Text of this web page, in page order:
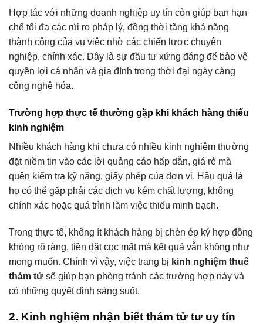
Hợp tác với những doanh nghiệp uy tín còn giúp bạn hạn
chế tối đa các rủi ro pháp lý, đồng thời tăng khả năng
thành công của vụ việc nhờ các chiến lược chuyên
nghiệp, chính xác. Đây là sự đầu tư xứng đáng để bảo vệ
quyền lợi cá nhân và gia đình trong thời đại ngày càng
công nghệ hóa.
Trường hợp thực tế thường gặp khi khách hàng thiếu
kinh nghiệm
Nhiều khách hàng khi chưa có nhiều kinh nghiệm thường
đặt niềm tin vào các lời quảng cáo hấp dẫn, giá rẻ mà
quên kiểm tra kỹ năng, giấy phép của đơn vị. Hậu quả là
họ có thể gặp phải các dịch vụ kém chất lượng, không
chính xác hoặc quá trình làm việc thiếu minh bạch.
Trong thực tế, không ít khách hàng bị chèn ép ký hợp đồng
không rõ ràng, tiền đặt cọc mất mà kết quả vẫn không như
mong muốn. Chính vì vậy, việc trang bị kinh nghiệm thuê
thám tử sẽ giúp bạn phòng tránh các trường hợp này và
có những quyết định sáng suốt.
2. Kinh nghiệm nhận biết thám tử tư uy tín